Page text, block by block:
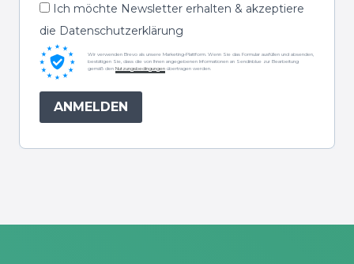
Ich möchte Newsletter erhalten & akzeptiere
die Datenschutzerklärung
Wir verwenden Brevo als unsere Marketing-Plattform. Wenn Sie das Formular ausfüllen und absenden,
bestätigen Sie, dass die von Ihnen angegebenen Informationen an Sendinblue zur Bearbeitung
gemäß den Nutzungsbedingungen übertragen werden.
ANMELDEN